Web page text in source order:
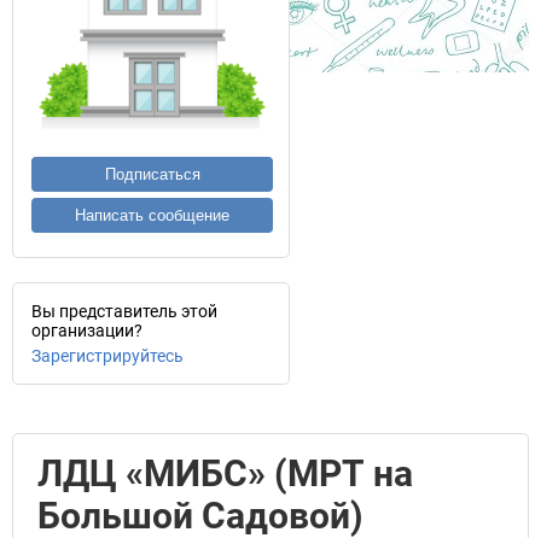
Подписаться
Написать сообщение
Вы представитель этой
организации?
Зарегистрируйтесь
ЛДЦ «МИБС» (МРТ на
Большой Садовой)